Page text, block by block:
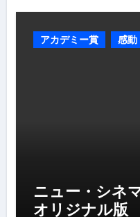
アカデミー賞 感動
ニュー・シネ
オリジナル版